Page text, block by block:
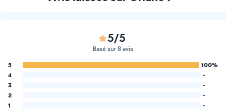
5/5
Basé sur 8 avis
5
100%
4
-
3
-
2
-
1
-